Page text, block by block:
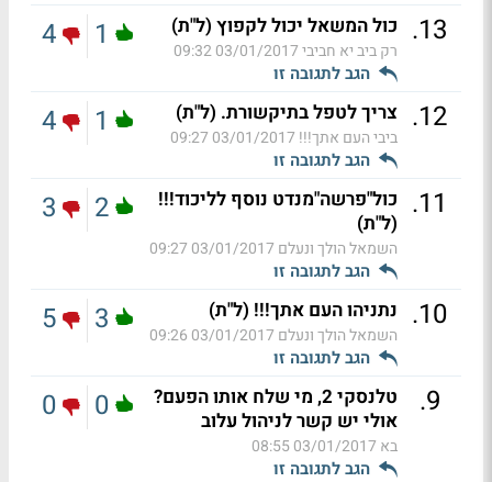
13
. כול המשאל יכול לקפוץ (ל"ת)
רק ביב יא חביבי03/01/2017 09:32
הגב לתגובה זו
1
4
12
. צריך לטפל בתיקשורת. (ל"ת)
ביבי העם אתך!!! 03/01/2017 09:27
הגב לתגובה זו
1
4
11
. כול"פרשה"מנדט נוסף לליכוד!!!
(ל"ת)
השמאל הולך ונעלם 03/01/2017 09:27
הגב לתגובה זו
2
3
10
. נתניהו העם אתך!!! (ל"ת)
השמאל הולך ונעלם 03/01/2017 09:26
הגב לתגובה זו
3
5
9
.
טלנסקי 2, מי שלח אותו הפעם?
אולי יש קשר לניהול עלוב
בא 03/01/2017 08:55
הגב לתגובה זו
0
0